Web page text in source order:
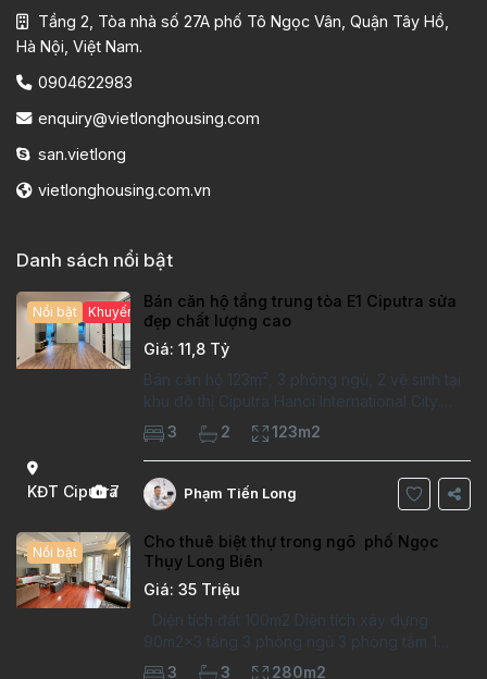
Tầng 2, Tòa nhà số 27A phố Tô Ngọc Vân, Quận Tây Hồ,
Hà Nội, Việt Nam.
0904622983
enquiry@vietlonghousing.com
san.vietlong
vietlonghousing.com.vn
Danh sách nổi bật
KĐT Ciputra
7
Nổi bật Khuyến mại hấp dẫn
Bán căn hộ tầng trung tòa E1 Ciputra sửa
đẹp chất lượng cao
Giá: 11,8 Tỷ
Bán căn hộ 123m², 3 phòng ngủ, 2 vệ sinh tại
khu đô thị Ciputra Hanoi International City.
Căn hộ đã sửa mới kỹ, chất lượng cao, sàn
gỗ, bếp hiện đại, không gian thoáng sáng.
Thông tin căn hộ: Diện tích:
3 2 123m2
Phạm Tiến Long
Nổi bật
Cho thuê biệt thự trong ngõ phố Ngọc
Thụy Long Biên
Giá: 35 Triệu
Diện tích đất 100m2 Diện tích xây dựng
90m2x3 tầng 3 phòng ngủ 3 phòng tắm 1
phòng làm việc Vị trí ý tưởng 10 phút đi bộ tới
3 3 280m2